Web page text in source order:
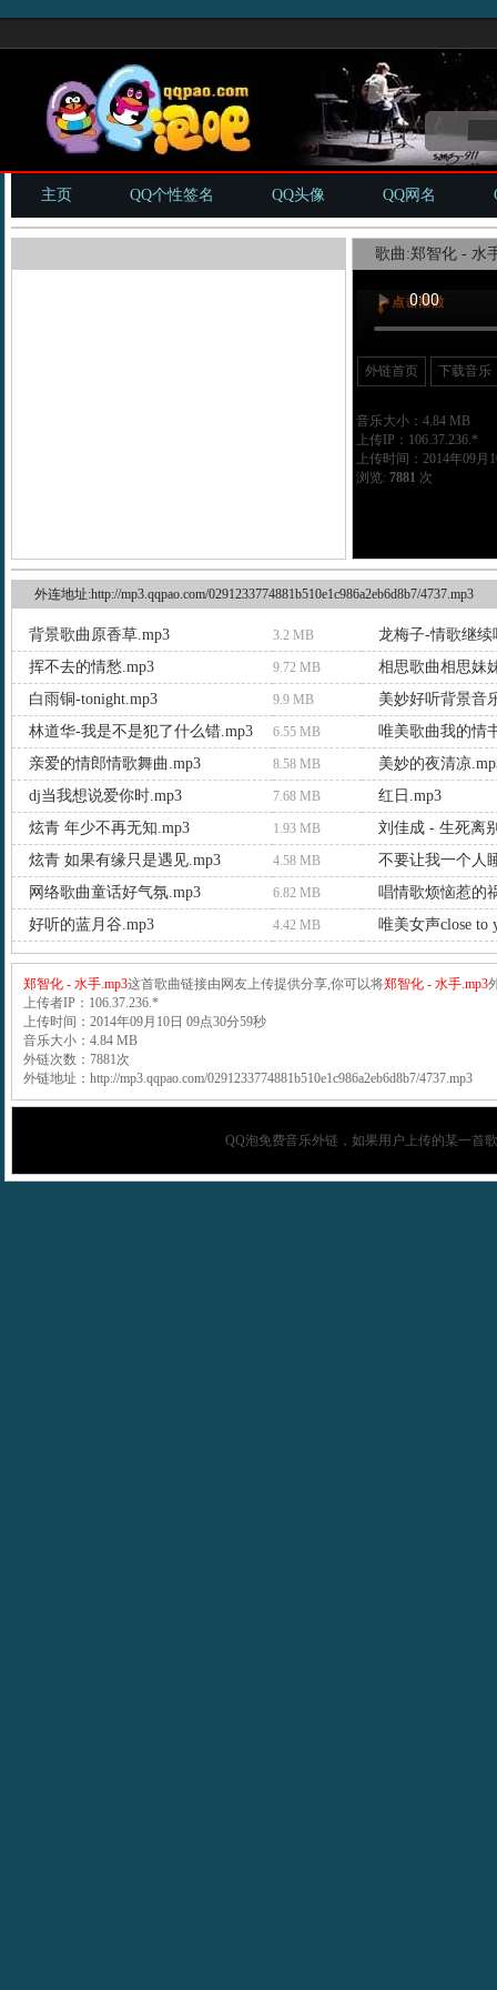
主页 QQ个性签名 QQ头像 QQ网名
歌曲:郑智化 - 水
外链首页 下载音乐
音乐大小：4.84 MB
上传IP：106.37.236.*
上传时间：2014年09月
浏览: 7881 次
外连地址:http://mp3.qqpao.com/0291233774881b510e1c986a2eb6d8b7/4737.mp3
背景歌曲原香草.mp3 3.2 MB
龙梅子-情歌继续
挥不去的情愁.mp3
9.72 MB
相思歌曲相思妹
白雨铜-tonight.mp3
9.9 MB
美妙好听背景音
林道华-我是不是犯了什么错.mp3
6.55 MB
唯美歌曲我的情
亲爱的情郎情歌舞曲.mp3
8.58 MB
美妙的夜清凉
dj当我想说爱你时.mp3
7.68 MB
红日.mp3
炫青 年少不再无知.mp3
1.93 MB
刘佳成 - 生死离
炫青 如果有缘只是遇见.mp3
4.58 MB
不要让我一个人
网络歌曲童话好气氛.mp3
6.82 MB
唱情歌烦恼惹的
好听的蓝月谷.mp3
4.42 MB 唯美女声close to
郑智化 - 水手.mp3这首歌曲链接由网友上传提供分享,你可以将郑智化 - 水手.mp3
上传者IP：106.37.236.*
上传时间：2014年09月10日 09点30分59秒
音乐大小：4.84 MB
外链次数：7881次
外链地址：http://mp3.qqpao.com/0291233774881b510e1c986a2eb6d8b7/4737.mp3
QQ泡免费音乐外链，如果用户上传的某一首